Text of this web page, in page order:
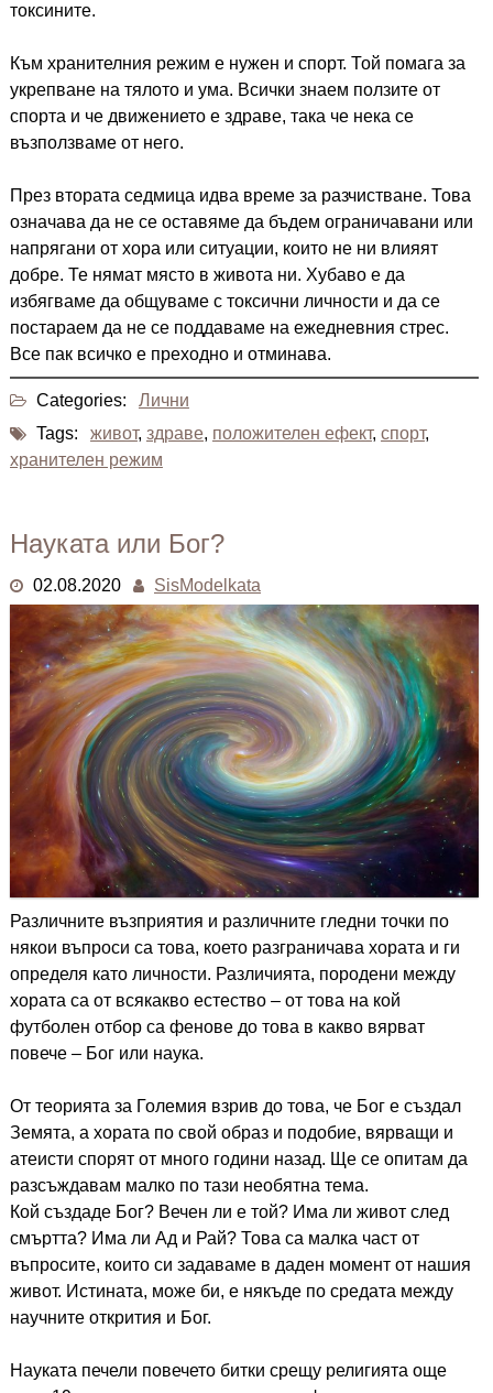
токсините.
Към хранителния режим е нужен и спорт. Той помага за
укрепване на тялото и ума. Всички знаем ползите от
спорта и че движението е здраве, така че нека се
възползваме от него.
През втората седмица идва време за разчистване. Това
означава да не се оставяме да бъдем ограничавани или
напрягани от хора или ситуации, които не ни влияят
добре. Те нямат място в живота ни. Хубаво е да
избягваме да общуваме с токсични личности и да се
постараем да не се поддаваме на ежедневния стрес.
Все пак всичко е преходно и отминава.
Categories:
Лични
Tags:
живот, здраве, положителен ефект, спорт,
хранителен режим
Науката или Бог?
02.08.2020 SisModelkata
Различните възприятия и различните гледни точки по
някои въпроси са това, което разграничава хората и ги
определя като личности. Различията, породени между
хората са от всякакво естество – от това на кой
футболен отбор са фенове до това в какво вярват
повече – Бог или наука.
От теорията за Големия взрив до това, че Бог е създал
Земята, а хората по свой образ и подобие, вярващи и
атеисти спорят от много години назад. Ще се опитам да
разсъждавам малко по тази необятна тема.
Кой създаде Бог? Вечен ли е той? Има ли живот след
смъртта? Има ли Ад и Рай? Това са малка част от
въпросите, които си задаваме в даден момент от нашия
живот. Истината, може би, е някъде по средата между
научните открития и Бог.
Науката печели повечето битки срещу религията още